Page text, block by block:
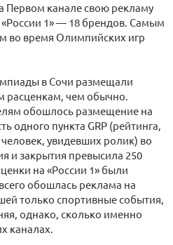
Первом канале свою рекламу
«России 1» — 18 брендов. Самым
во время Олимпийских игр
в Сочи размещали
расценкам, чем обычно.
обошлось размещение на
одного пункта GRP (рейтинга,
увидевших ролик) во
и закрытия превысила 250
на «России 1» были
обошлась реклама на
только спортивные события,
однако, сколько именно
каналах.